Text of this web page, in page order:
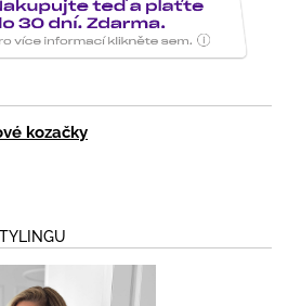
kozačky